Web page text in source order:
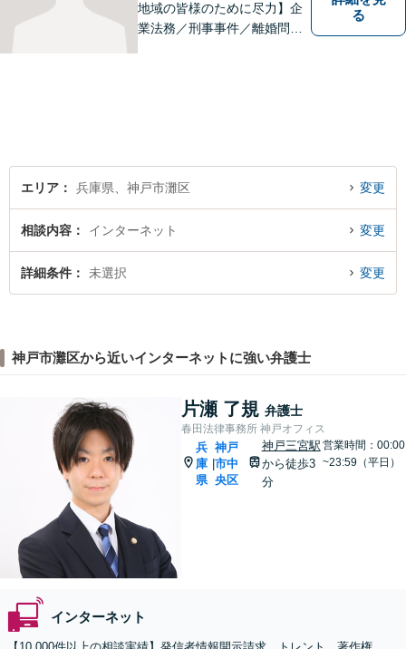
地域の皆様のために尽力】企
業法務／刑事事件／離婚問題
る
エリア 兵庫県、神戸市灘区 変更
相談内容 インターネット 変更
詳細条件 未選択 変更
神戸市灘区から近いインターネットに強い弁護士
片瀬 了規 弁護士
春田法律事務所 神戸オフィス
兵
庫
県
神戸
市中
央区
神戸三宮駅
から徒歩3
分
営業時間：00:00
~23:59（平日）
インターネット
【10,000件以上の相談実績】発信者情報開示請求、トレント、著作権